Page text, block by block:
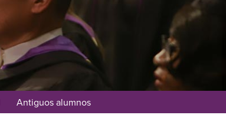
Antiguos alumnos